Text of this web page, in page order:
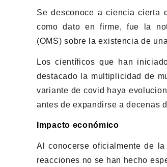
Se desconoce a ciencia cierta
como dato en firme, fue la
(OMS) sobre la existencia de
Los científicos que han
destacado la multiplicidad de
variante de covid haya
antes de expandirse a decenas
Impacto económico
Al conocerse oficialmente de
reacciones no se han hecho